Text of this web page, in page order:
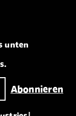
unten